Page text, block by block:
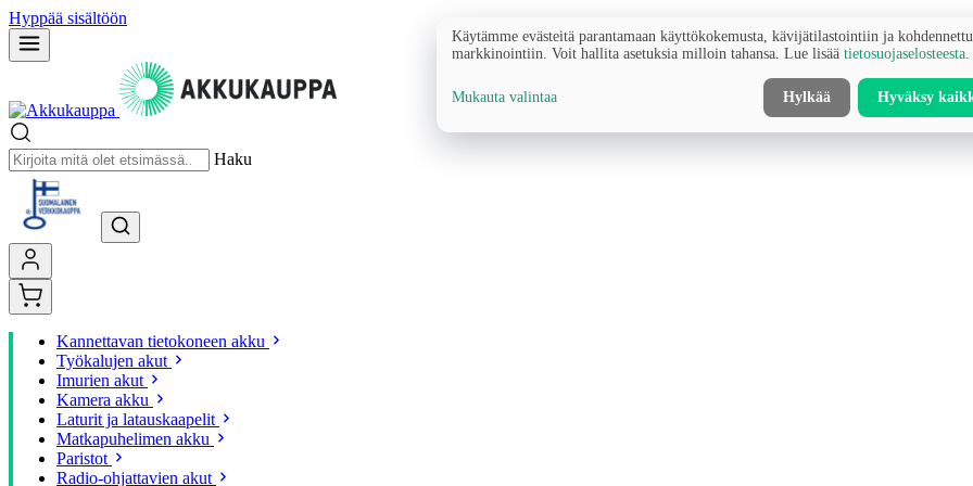
Hyppää sisältöön
Haku
Kannettavan tietokoneen akku
Työkalujen akut
Imurien akut
Kamera akku
Laturit ja latauskaapelit
Matkapuhelimen akku
Paristot
Radio-ohjattavien akut
Käytämme evästeitä parantamaan käyttökokemusta, kävijätilastointiin ja
markkinointiin. Voit hallita asetuksia milloin tahansa. Lue lisää tietosuojaselosteesta
Mukauta valintaa Hylkää Hyväksy